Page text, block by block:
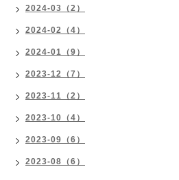
2024-03（2）
2024-02（4）
2024-01（9）
2023-12（7）
2023-11（2）
2023-10（4）
2023-09（6）
2023-08（6）